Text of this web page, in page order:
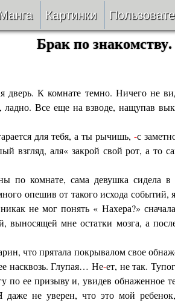
Манга Картинки
Авторы
Беты
VIP
Онлайн
За 24
Брак по
дверь. К комнате темно. Ничего не
ладно. Все еще на взводе, нащупав
для тебя, а ты рычишь, -с
взгляд, аля« закрой свой рот, а то
по комнате, сама девушка сидела
опешив от такого исхода событий,
не мог понять « Нахера?»
выносящей мне остатки мозга, а
что прятала покрывалом свое
насквозь. Глупая… Не-ет, не так.
по ее призыву и, увидев обнаженное
даже не уверен, что это мой